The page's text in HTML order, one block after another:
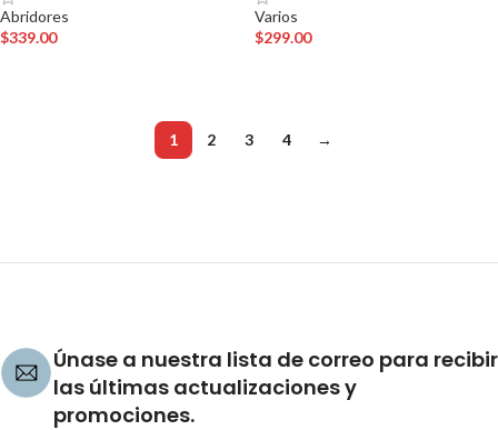
Abridores
$339.00
Varios
$299.00
1 2 3 4 →
Únase a nuestra lista de correo para recibir
las últimas actualizaciones y
promociones.